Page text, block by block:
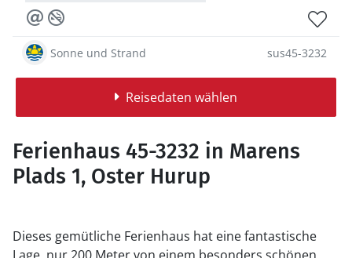
Sonne und Strand sus45-3232
Reisedaten wählen
Ferienhaus 45-3232 in Marens
Plads 1, Oster Hurup
Dieses gemütliche Ferienhaus hat eine fantastische